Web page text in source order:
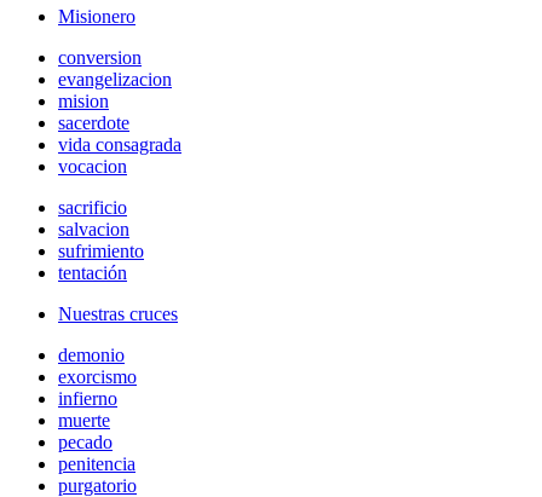
Misionero
conversion
evangelizacion
mision
sacerdote
vida consagrada
vocacion
sacrificio
salvacion
sufrimiento
tentación
Nuestras cruces
demonio
exorcismo
infierno
muerte
pecado
penitencia
purgatorio